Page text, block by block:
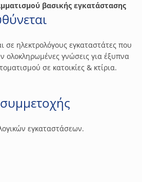
βασικής εγκατάστασης
σε ηλεκτρολόγους εγκαταστάτες που
ολοκληρωμένες γνώσεις για έξυπνα
σε κατοικίες & κτίρια.
εγκαταστάσεων.